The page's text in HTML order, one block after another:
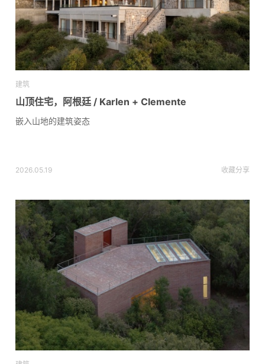
建筑
山顶住宅，阿根廷 / Karlen + Clemente
嵌入山地的建筑姿态
2026.05.19 收藏分享